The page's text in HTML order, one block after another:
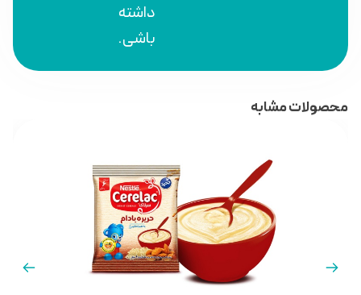
داشته
باشی.
محصولات مشابه